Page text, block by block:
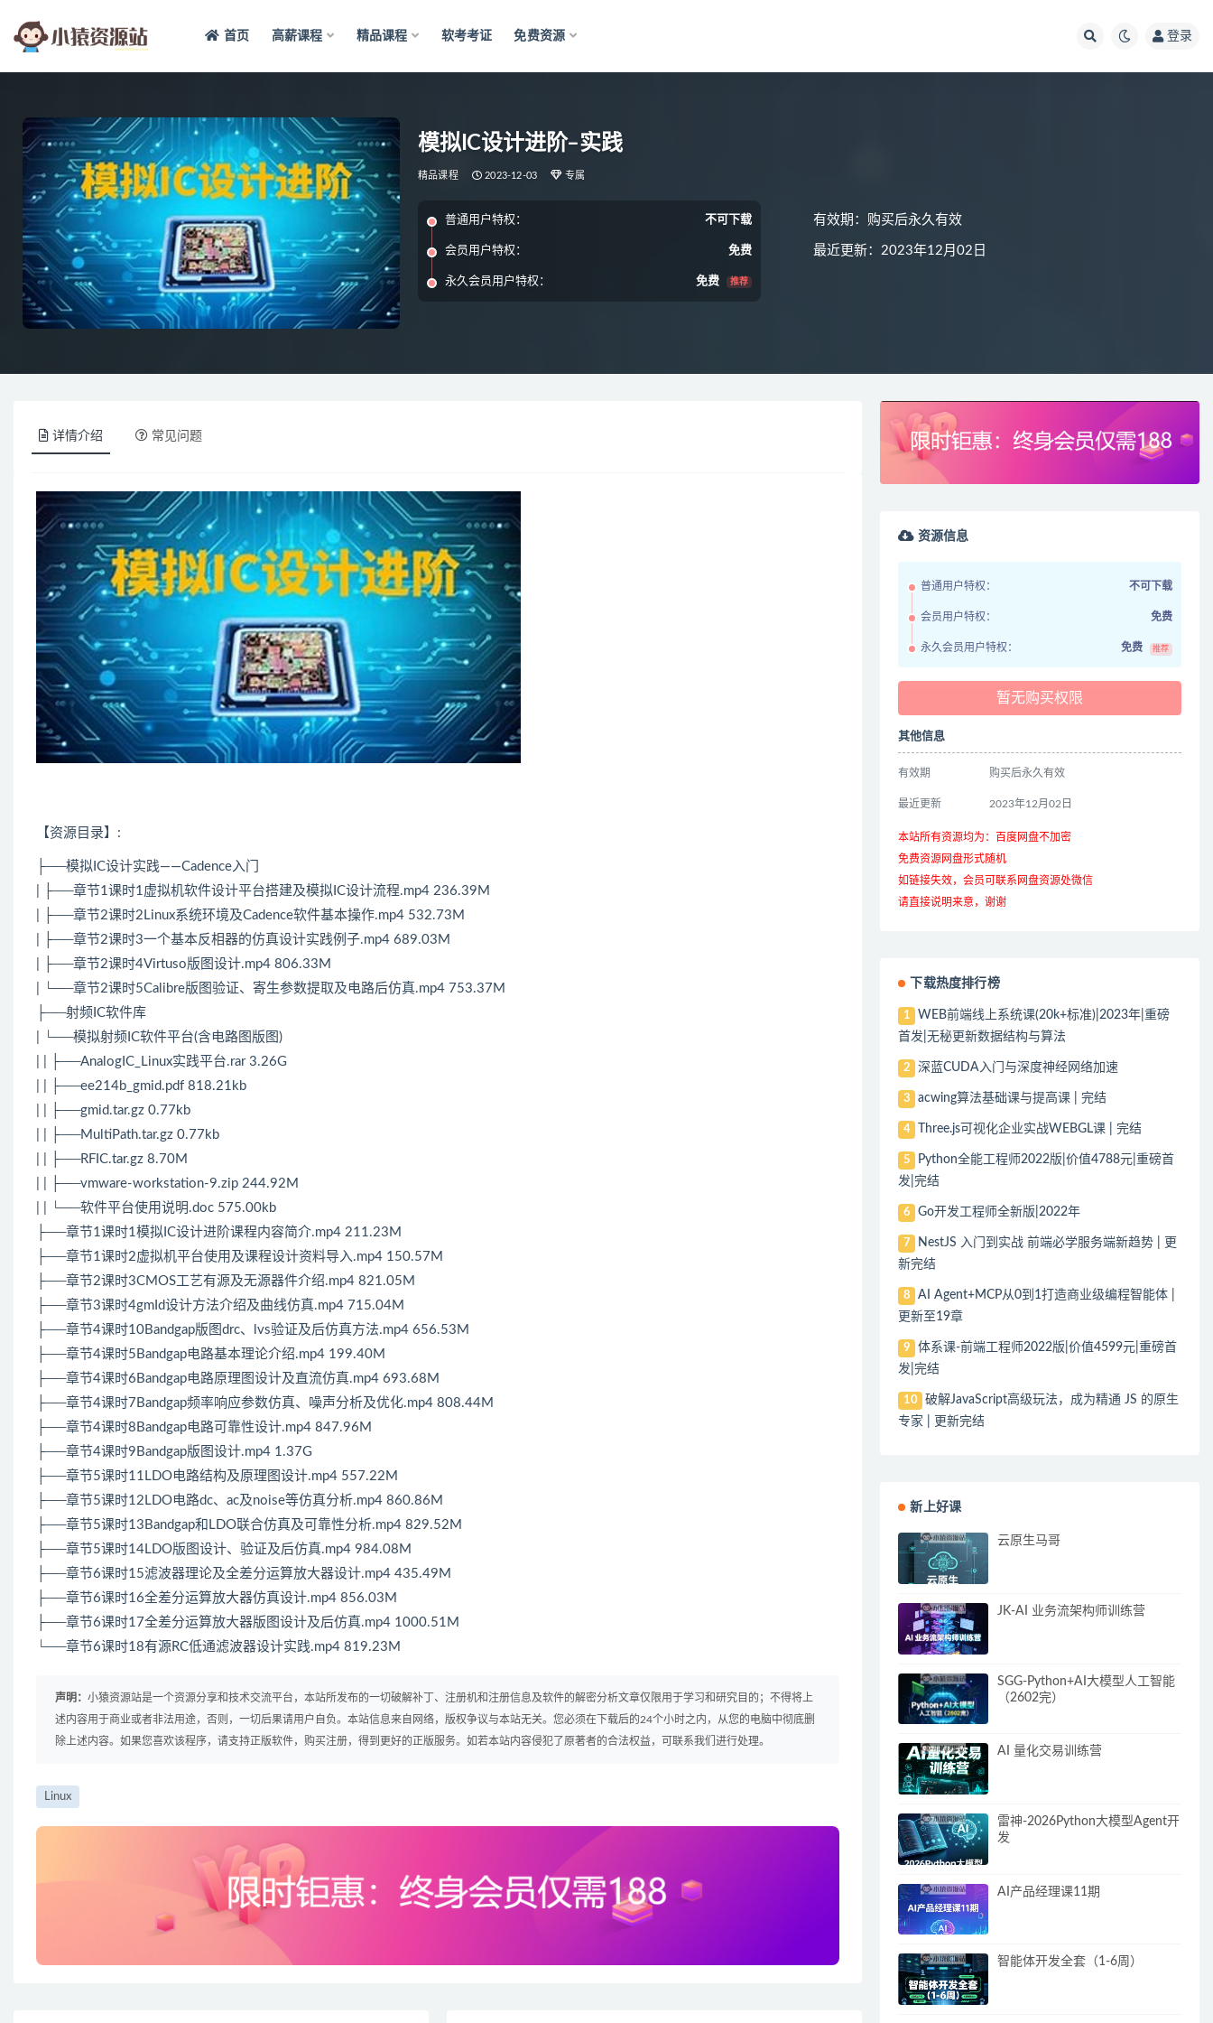
首页 高薪课程 精品课程 软考考证 免费资源 登录
模拟IC设计进阶–实践
精品课程 2023-12-03 专属
普通用户特权： 不可下载
会员用户特权： 免费
永久会员用户特权： 免费 推荐
有效期：购买后永久有效
最近更新：2023年12月02日
详情介绍 常见问题
【资源目录】:
├──模拟IC设计实践——Cadence入门
| ├──章节1课时1虚拟机软件设计平台搭建及模拟IC设计流程.mp4 236.39M
| ├──章节2课时2 Linux系统环境及Cadence软件基本操作.mp4 532.73M
| ├──章节2课时3一个基本反相器的仿真设计实践例子.mp4 689.03M
| ├──章节2课时4Virtuso版图设计.mp4 806.33M
| └──章节2课时5Calibre版图验证、寄生参数提取及电路后仿真.mp4 753.37M
├──射频IC软件库
| └──模拟射频IC软件平台(含电路图版图)
| | ├──AnalogIC_
Linux实践平台.rar 3.26G
| | ├──ee214b_gmid.pdf 818.21kb
| | ├──gmid.tar.gz 0.77kb
| | ├──MultiPath.tar.gz 0.77kb
| | ├──RFIC.tar.gz 8.70M
| | ├──vmware-workstation-9.zip 244.92M
| | └──软件平台使用说明.doc 575.00kb
├──章节1课时1模拟IC设计进阶课程内容简介.mp4 211.23M
├──章节1课时2虚拟机平台使用及课程设计资料导入.mp4 150.57M
├──章节2课时3CMOS工艺有源及无源器件介绍.mp4 821.05M
├──章节3课时4gmId设计方法介绍及曲线仿真.mp4 715.04M
├──章节4课时10Bandgap版图drc、lvs验证及后仿真方法.mp4 656.53M
├──章节4课时5Bandgap电路基本理论介绍.mp4 199.40M
├──章节4课时6Bandgap电路原理图设计及直流仿真.mp4 693.68M
├──章节4课时7Bandgap频率响应参数仿真、噪声分析及优化.mp4 808.44M
├──章节4课时8Bandgap电路可靠性设计.mp4 847.96M
├──章节4课时9Bandgap版图设计.mp4 1.37G
├──章节5课时11LDO电路结构及原理图设计.mp4 557.22M
├──章节5课时12LDO电路dc、ac及noise等仿真分析.mp4 860.86M
├──章节5课时13Bandgap和LDO联合仿真及可靠性分析.mp4 829.52M
├──章节5课时14LDO版图设计、验证及后仿真.mp4 984.08M
├──章节6课时15滤波器理论及全差分运算放大器设计.mp4 435.49M
├──章节6课时16全差分运算放大器仿真设计.mp4 856.03M
├──章节6课时17全差分运算放大器版图设计及后仿真.mp4 1000.51M
└──章节6课时18有源RC低通滤波器设计实践.mp4 819.23M
声明： 小猿资源站是一个资源分享和技术交流平台，本站所发布的一切破解补丁、注册机和注册信息及软件的解密分析文章仅限用于学习和研究目的；不得将上
述内容用于商业或者非法用途，否则，一切后果请用户自负。本站信息来自网络，版权争议与本站无关。您必须在下载后的24个小时之内，从您的电脑中彻底删
除上述内容。如果您喜欢该程序，请支持正版软件，购买注册，得到更好的正版服务。如若本站内容侵犯了原著者的合法权益，可联系我们进行处理。
Linux
资源信息
普通用户特权： 不可下载
会员用户特权： 免费
永久会员用户特权： 免费 推荐
暂无购买权限
其他信息
有效期 购买后永久有效
最近更新 2023年12月02日
本站所有资源均为：百度网盘不加密
免费资源网盘形式随机
如链接失效，会员可联系网盘资源处微信
请直接说明来意，谢谢
下载热度排行榜
1
WEB前端线上系统课(20k+标准)|2023年|重磅
首发|无秘更新数据结构与算法
2 深蓝CUDA入门与深度神经网络加速
3 acwing算法基础课与提高课 | 完结
4 Three.js可视化企业实战WEBGL课 | 完结
5
Python全能工程师2022版|价值4788元|重磅首
发|完结
6 Go开发工程师全新版|2022年
7
NestJS 入门到实战 前端必学服务端新趋势 | 更
新完结
8
AI Agent+MCP从0到1打造商业级编程智能体 |
更新至19章
9
体系课-前端工程师2022版|价值4599元|重磅首
发|完结
10
破解JavaScript高级玩法，成为精通 JS 的原生
专家 | 更新完结
新上好课
云原生马哥
JK-AI 业务流架构师训练营
SGG-Python+AI大模型人工智能
（2602完）
AI 量化交易训练营
雷神-2026Python大模型Agent开
发
AI产品经理课11期
智能体开发全套（1-6周）